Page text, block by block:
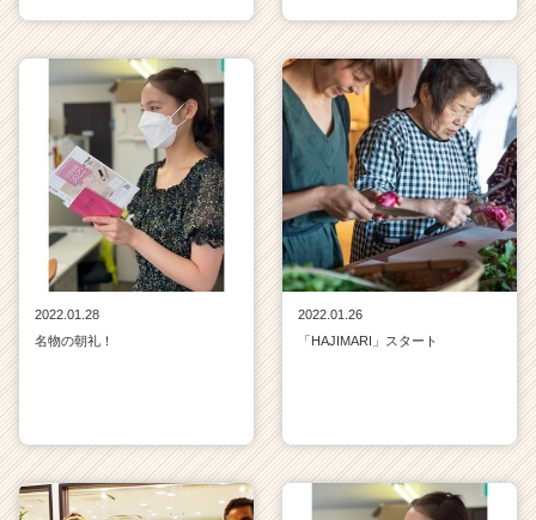
2022.01.28
名物の朝礼！
2022.01.26
「HAJIMARI」スタート